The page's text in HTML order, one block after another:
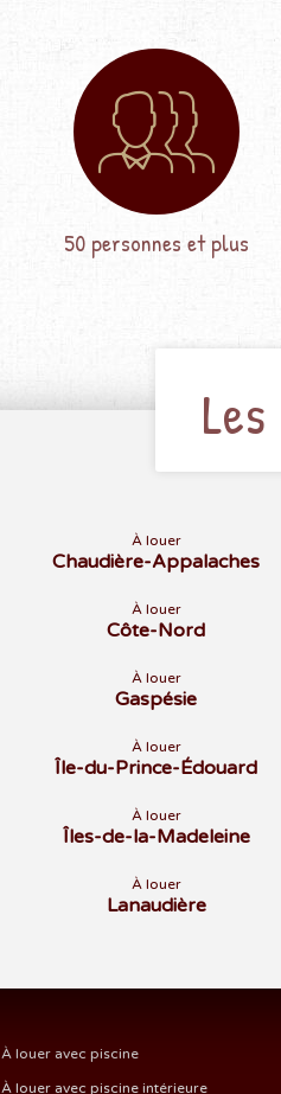
50 personnes et plus
Les
À louer
Chaudière-Appalaches
À louer
Côte-Nord
À louer
Gaspésie
À louer
Île-du-Prince-Édouard
À louer
Îles-de-la-Madeleine
À louer
Lanaudière
À louer avec piscine
À louer avec piscine intérieure